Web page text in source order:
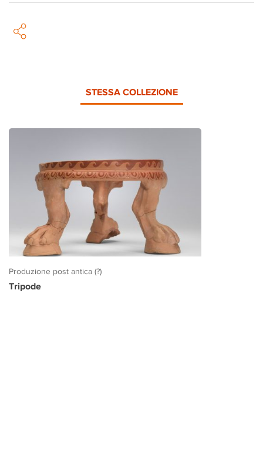
STESSA COLLEZIONE
Produzione post antica (?)
Tripode